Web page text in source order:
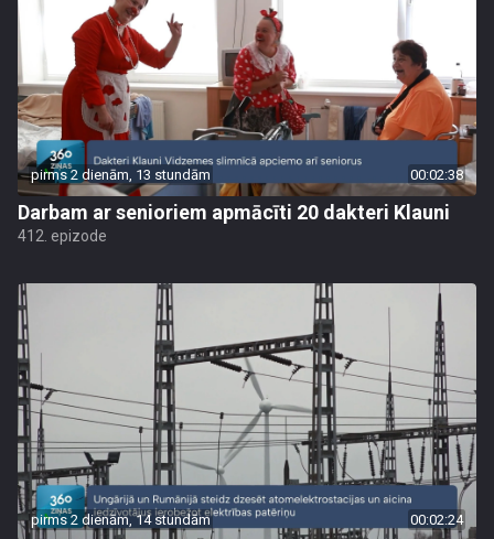
pirms 2 dienām, 13 stundām 00:02:38
Darbam ar senioriem apmācīti 20 dakteri Klauni
412. epizode
pirms 2 dienām, 14 stundām 00:02:24